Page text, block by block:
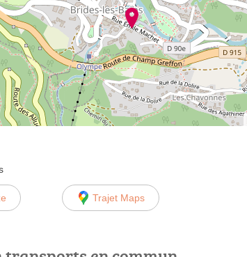
Trajet Maps